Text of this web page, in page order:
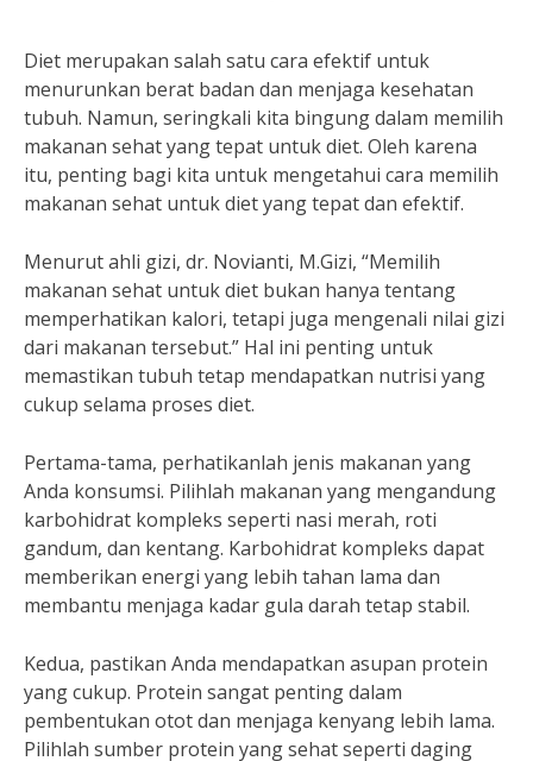
Diet merupakan salah satu cara efektif untuk
menurunkan berat badan dan menjaga kesehatan
tubuh. Namun, seringkali kita bingung dalam memilih
makanan sehat yang tepat untuk diet. Oleh karena
itu, penting bagi kita untuk mengetahui cara memilih
makanan sehat untuk diet yang tepat dan efektif.
Menurut ahli gizi, dr. Novianti, M.Gizi, “Memilih
makanan sehat untuk diet bukan hanya tentang
memperhatikan kalori, tetapi juga mengenali nilai gizi
dari makanan tersebut.” Hal ini penting untuk
memastikan tubuh tetap mendapatkan nutrisi yang
cukup selama proses diet.
Pertama-tama, perhatikanlah jenis makanan yang
Anda konsumsi. Pilihlah makanan yang mengandung
karbohidrat kompleks seperti nasi merah, roti
gandum, dan kentang. Karbohidrat kompleks dapat
memberikan energi yang lebih tahan lama dan
membantu menjaga kadar gula darah tetap stabil.
Kedua, pastikan Anda mendapatkan asupan protein
yang cukup. Protein sangat penting dalam
pembentukan otot dan menjaga kenyang lebih lama.
Pilihlah sumber protein yang sehat seperti daging